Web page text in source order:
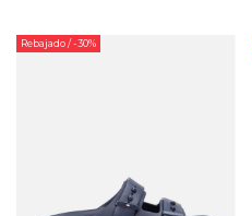
Rebajado/ -30%